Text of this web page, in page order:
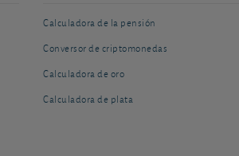
Calculadora de la pensión
Conversor de criptomonedas
Calculadora de oro
Calculadora de plata